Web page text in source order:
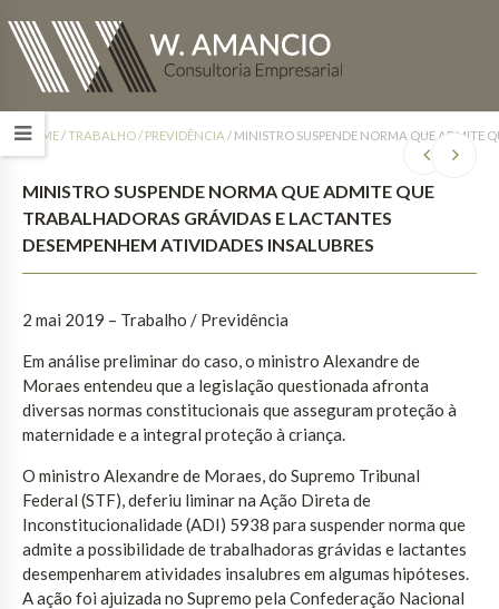
HOME/TRABALHO / PREVIDÊNCIA / MINISTRO SUSPENDE NORMA QUE ADMITE
MINISTRO SUSPENDE NORMA QUE ADMITE QUE
TRABALHADORAS GRÁVIDAS E LACTANTES
DESEMPENHEM ATIVIDADES INSALUBRES
2 mai 2019 – Trabalho / Previdência
Em análise preliminar do caso, o ministro Alexandre de
Moraes entendeu que a legislação questionada afronta
diversas normas constitucionais que asseguram proteção à
maternidade e a integral proteção à criança.
O ministro Alexandre de Moraes, do Supremo Tribunal
Federal (STF), deferiu liminar na Ação Direta de
Inconstitucionalidade (ADI) 5938 para suspender norma que
admite a possibilidade de trabalhadoras grávidas e lactantes
desempenharem atividades insalubres em algumas hipóteses.
A ação foi ajuizada no Supremo pela Confederação Nacional